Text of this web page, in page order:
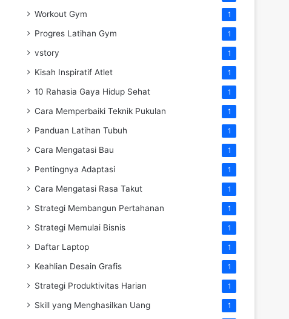
Workout Gym 1
Progres Latihan Gym 1
vstory 1
Kisah Inspiratif Atlet 1
10 Rahasia Gaya Hidup Sehat 1
Cara Memperbaiki Teknik Pukulan 1
Panduan Latihan Tubuh 1
Cara Mengatasi Bau 1
Pentingnya Adaptasi 1
Cara Mengatasi Rasa Takut 1
Strategi Membangun Pertahanan 1
Strategi Memulai Bisnis 1
Daftar Laptop 1
Keahlian Desain Grafis 1
Strategi Produktivitas Harian 1
Skill yang Menghasilkan Uang 1